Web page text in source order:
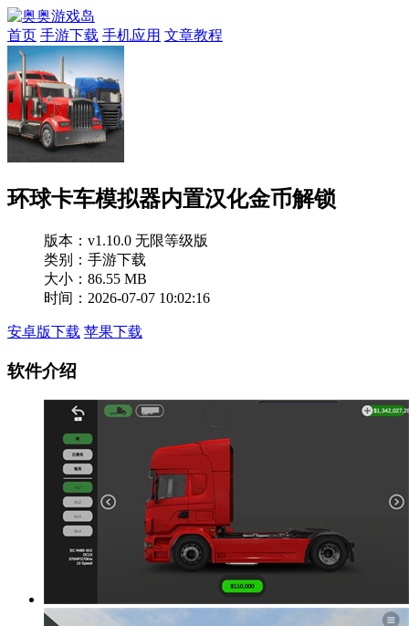
首页 手游下载 手机应用 文章教程
环球卡车模拟器内置汉化金币解锁
版本： v1.10.0 无限等级版
类别：手游下载
大小：86.55 MB
时间：2026-07-07 10:02:16
安卓版下载 苹果下载
软件介绍